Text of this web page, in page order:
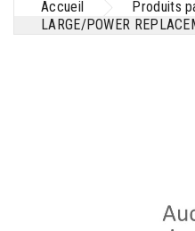
Accueil
Produits
LARGE/POWER